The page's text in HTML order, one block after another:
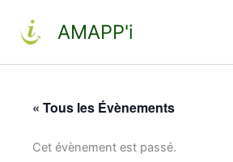
contenu
AMAPP'i
« Tous les Évènements
Cet évènement est passé.